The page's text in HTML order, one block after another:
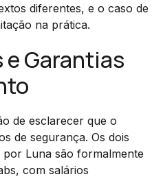
diferentes, e o caso de
na prática.
Garantias
de esclarecer que o
de segurança. Os dois
Luna são formalmente
com salários